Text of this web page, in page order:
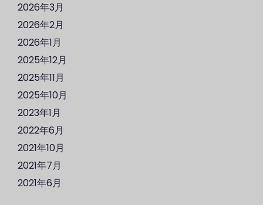
2026年3月
2026年2月
2026年1月
2025年12月
2025年11月
2025年10月
2023年1月
2022年6月
2021年10月
2021年7月
2021年6月